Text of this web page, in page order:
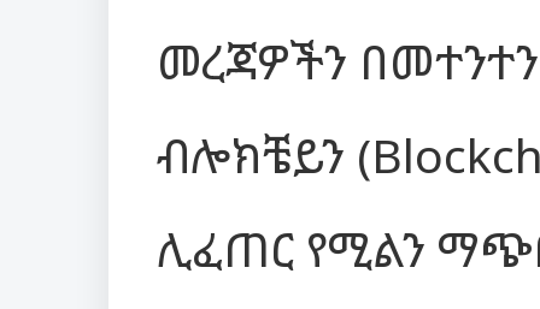
መረጃዎችን
ብሎክቼይን
ሊፈጠር የሚልን